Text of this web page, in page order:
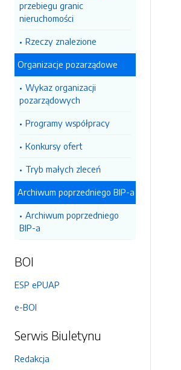
przebiegu granic
nieruchomości
Rzeczy znalezione
Organizacje pozarządowe
Wykaz organizacji
pozarządowych
Programy współpracy
Konkursy ofert
Tryb małych zleceń
Archiwum poprzedniego BIP-a
Archiwum poprzedniego
BIP-a
BOI
ESP ePUAP
e-BOI
Serwis Biuletynu
Redakcja